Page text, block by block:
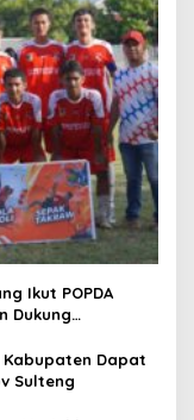
Ikut POPDA
Dukung
Kabupaten Dapat
Sulteng